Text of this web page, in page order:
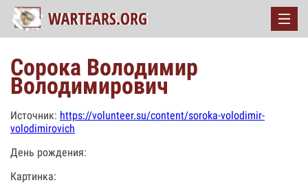
Сорока Володимир
Володимирович
Источник: https://volunteer.su/content/soroka-volodimir-
volodimirovich
День рождения:
Картинка: